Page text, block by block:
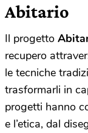
Abitario
Il progetto
recupero
le tecniche
trasformarli in
progetti hanno
e l’etica, dal